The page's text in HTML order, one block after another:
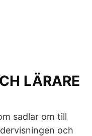
LÄRARE
sadlar om till
och